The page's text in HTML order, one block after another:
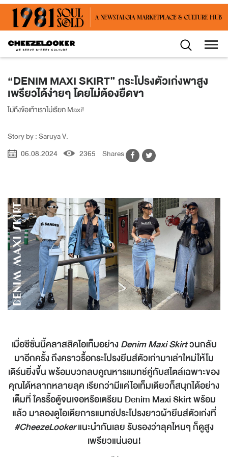
“DENIM MAXI SKIRT” กระโปรงตัวเก่งพาสูง
เพรียวได้ง่ายๆ โดยไม่ต้องยืดขา
ไม่ถึงข้อเท้าเราไม่เรียก Maxi!
Story by : Saruya V.
06.08.2024
2365 Shares
เมื่อซีซั่นนี้คลาสสิคไอเท็มอย่างDenim Maxi Skirtวนกลับ
มาอีกครั้ง ถึงคราวรื้อกระโปรงยีนส์ตัวเก่ามาเล่าใหม่ให้โม
เดิร์นยิ่งขึ้น พร้อมบวกลบคูณหารแมทช์คู่กับสไตล์เฉพาะของ
คุณได้หลากหลายลุค เรียกว่ามีแค่ไอเท็มเดียวก็สนุกได้อย่าง
เต็มที่ ใครรื้อตู้จนเจอหรือเตรียม Denim Maxi Skirt พร้อม
แล้ว มาลองดูไอเดียการแมทช์ประโปรงยาวผ้ายีนส์ตัวเก่งที่
#CheezeLookerแนะนำกันเลย รับรองว่าลุคไหนๆ ก็ดูสูง
เพรียวแน่นอน!